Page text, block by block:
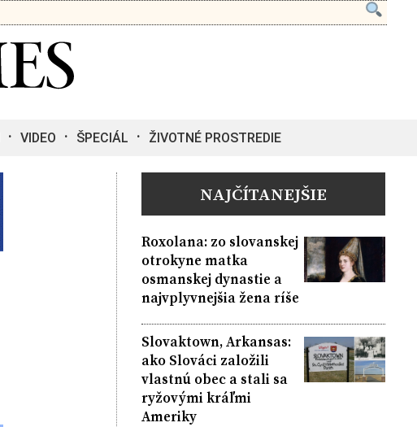
VIDEO ŠPECIÁL ŽIVOTNÉ PROSTREDIE
NAJČÍTANEJŠIE
Roxolana: zo slovanskej
otrokyne matka
osmanskej dynastie a
najvplyvnejšia žena ríše
Slovaktown, Arkansas:
ako Slováci založili
vlastnú obec a stali sa
ryžovými kráľmi
Ameriky